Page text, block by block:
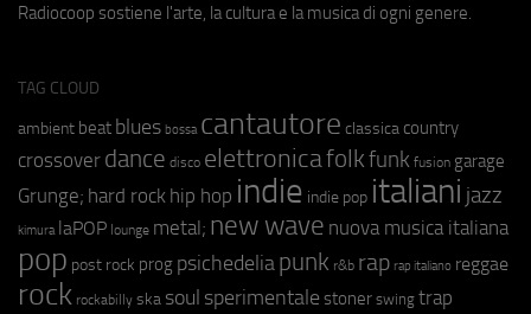
Radiocoop sostiene l'arte, la cultura e la musica di ogni genere.
TAG CLOUD
ambient beat blues bossa cantautore classica country
crossover dance disco elettronicafolkfunk fusion garage
Grunge; hard rock hip hop indie indie pop italiani jazz
kimura laPOP lounge metal; new wave nuova musica italiana
pop post rock prog psichedeliapunk r&b rap rap italiano reggae
rock rockabilly ska soul sperimentale stoner swing trap